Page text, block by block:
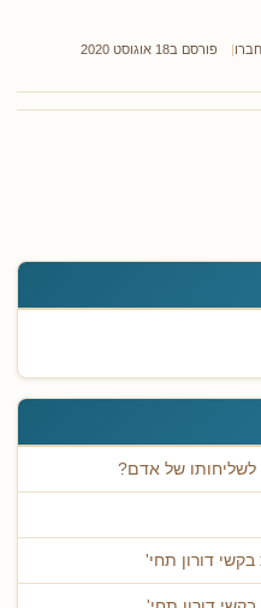
של אדם?
דורון תחי'
פורסם ב18 אוגוסט 2020